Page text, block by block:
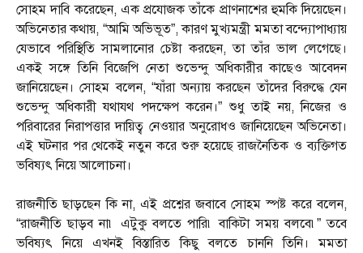
সোহম দাবি করেছেন, এক প্রযোজক তাঁকে প্রাণনাশের হুমকি দিয়েছেন।
অভিনেতার কথায়, “আমি অভিভূত”, কারণ মুখ্যমন্ত্রী মমতা বন্দ্যোপাধ্যায়
যেভাবে পরিস্থিতি সামলানোর চেষ্টা করছেন, তা তাঁর ভাল লেগেছে।
একই সঙ্গে তিনি বিজেপি নেতা শুভেন্দু অধিকারীর কাছেও আবেদন
জানিয়েছেন। সোহম বলেন, “যাঁরা অন্যায় করছেন তাঁদের বিরুদ্ধে যেন
শুভেন্দু অধিকারী যথাযথ পদক্ষেপ করেন।” শুধু তাই নয়, নিজের ও
পরিবারের নিরাপত্তার দায়িত্ব নেওয়ার অনুরোধও জানিয়েছেন অভিনেতা।
এই ঘটনার পর থেকেই নতুন করে শুরু হয়েছে রাজনৈতিক ও ব্যক্তিগত
ভবিষ্যৎ নিয়ে আলোচনা।
রাজনীতি ছাড়ছেন কি না, এই প্রশ্নের জবাবে সোহম স্পষ্ট করে বলেন,
“রাজনীতি ছাড়ব না৷ এটুকু বলতে পারি৷ বাকিটা সময় বলবে৷” তবে
ভবিষ্যৎ নিয়ে এখনই বিস্তারিত কিছু বলতে চাননি তিনি। মমতা